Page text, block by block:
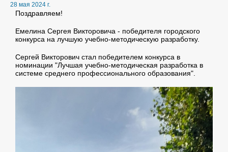
28 мая 2024 г.
Поздравляем!
Емелина Сергея Викторовича - победителя городского
конкурса на лучшую учебно-методическую разработку.
Сергей Викторович стал победителем конкурса в
номинации "Лучшая учебно-методическая разработка в
системе среднего профессионального образования".